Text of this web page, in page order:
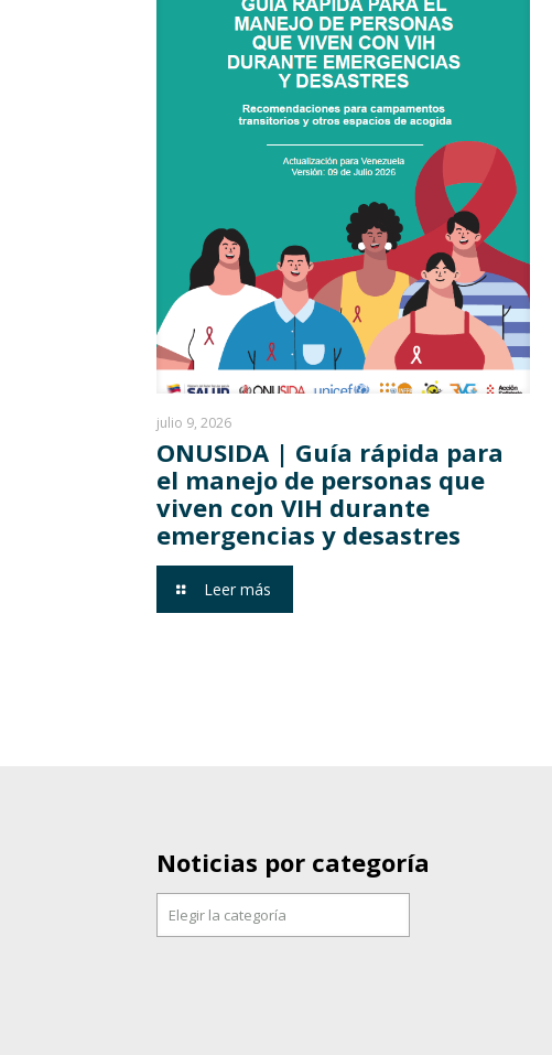
julio 9, 2026
ONUSIDA | Guía rápida para
el manejo de personas que
viven con VIH durante
emergencias y desastres
Leer más
Noticias por categoría
por